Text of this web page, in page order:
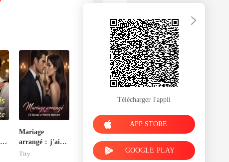
Mariage
arrangé : j'ai
épousé un
Tity
Télécharger l'appli
APP STORE
GOOGLE PLAY